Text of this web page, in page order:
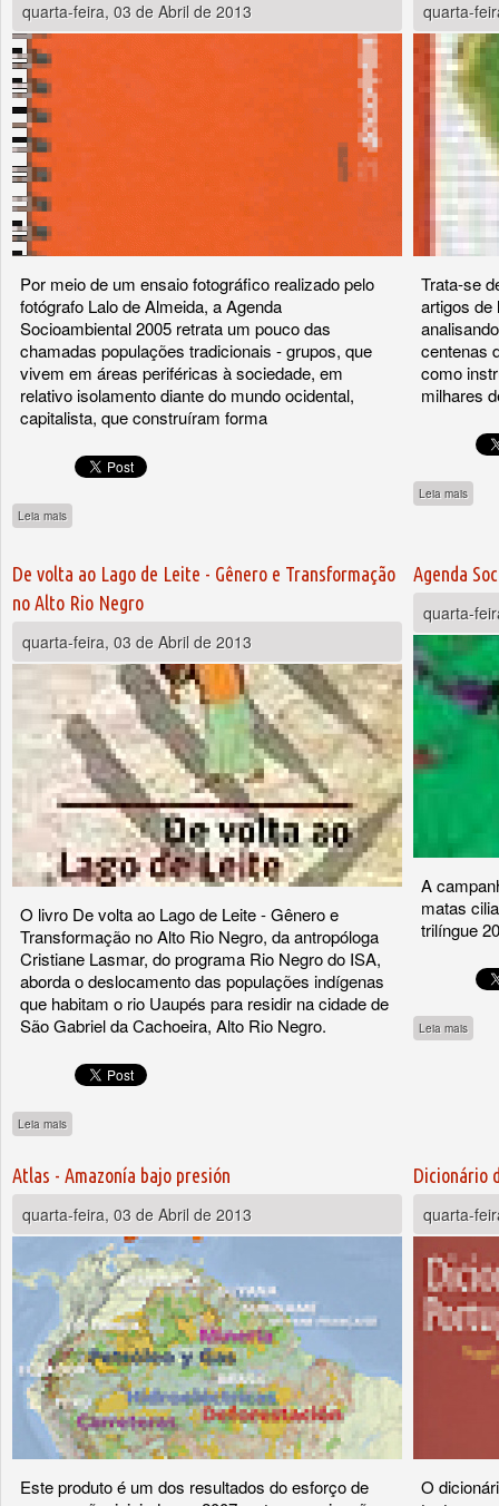
quarta-feira, 03 de Abril de 2013
Por meio de um ensaio fotográfico realizado pelo
fotógrafo Lalo de Almeida, a Agenda
Socioambiental 2005 retrata um pouco das
chamadas populações tradicionais - grupos, que
vivem em áreas periféricas à sociedade, em
relativo isolamento diante do mundo ocidental,
capitalista, que construíram forma
Leia mais
quarta-
Trata-se
artigos de
centenas
como
milhares
Leia mais
De volta ao Lago de Leite - Gênero e Transformação
no Alto Rio Negro
quarta-feira, 03 de Abril de 2013
O livro De volta ao Lago de Leite - Gênero e
Transformação no Alto Rio Negro, da antropóloga
Cristiane Lasmar, do programa Rio Negro do ISA,
aborda o deslocamento das populações indígenas
que habitam o rio Uaupés para residir na cidade de
São Gabriel da Cachoeira, Alto Rio Negro.
Leia mais
Agenda
quarta-
A
matas
trilíngue
Leia mais
Atlas - Amazonía bajo presión
quarta-feira, 03 de Abril de 2013
Este produto é um dos resultados do esforço de
Dicionário
quarta-
O